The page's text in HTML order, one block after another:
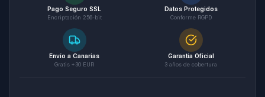
Pago Seguro SSL
Encriptación 256-bit
Datos Protegidos
Conforme RGPD
Envío a Canarias
Gratis +30 EUR
Garantía Oficial
3 años de cobertura